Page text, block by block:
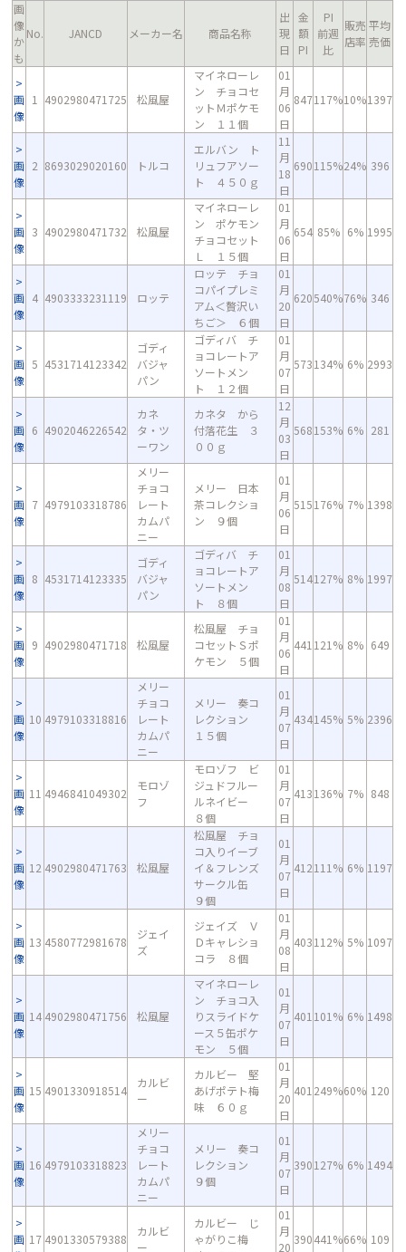
画
像
か
も
No. JANCD メーカー名 商品名称
出
現
日
金
額
PI
PI
前週
比
販売
店率
平均
売価
画
像
1 4902980471725 松風屋
マイネローレ
ン チョコセ
ットＭポケモ
ン １１個
01
月
06
日
847117%10%1397
画
像
2 8693029020160 トルコ
エルバン ト
リュフアソー
ト ４５０ｇ
11
月
18
日
690115%24% 396
画
像
3 4902980471732 松風屋
マイネローレ
ン ポケモン
チョコセット
Ｌ １５個
01
月
06
日
654 85% 6% 1995
画
像
4 4903333231119 ロッテ
ロッテ チョ
コパイプレミ
アム＜贅沢い
ちご＞ ６個
01
月
20
日
620540%76% 346
画
像
5 4531714123342
ゴディ
バジャ
パン
ゴディバ チ
ョコレートア
ソートメン
ト １２個
01
月
07
日
573134% 6% 2993
画
像
6 4902046226542
カネ
タ・ツ
ーワン
カネタ から
付落花生 ３
００ｇ
12
月
03
日
568153% 6% 281
画
像
7 4979103318786
メリー
チョコ
レート
カムパ
ニー
メリー 日本
茶コレクショ
ン ９個
01
月
06
日
515176% 7% 1398
画
像
8 4531714123335
ゴディ
バジャ
パン
ゴディバ チ
ョコレートア
ソートメン
ト ８個
01
月
08
日
514127% 8% 1997
画
像
9 4902980471718 松風屋
松風屋 チョ
コセットＳポ
ケモン ５個
01
月
06
日
441 121% 8% 649
画
像
10 4979103318816
メリー
チョコ
レート
カムパ
ニー
メリー 奏コ
レクション
１５個
01
月
07
日
434145% 5% 2396
画
像
11 4946841049302
モロゾ
フ
モロゾフ ビ
ジュドフルー
ルネイビー
８個
01
月
07
日
413136% 7% 848
画
像
12 4902980471763 松風屋
松風屋 チョ
コ入りイーブ
イ＆フレンズ
サークル缶
９個
01
月
07
日
412111% 6% 1197
画
像
13 4580772981678
ジェイ
ズ
ジェイズ Ｖ
Ｄキャレショ
コラ ８個
01
月
08
日
403112% 5% 1097
画
像
14 4902980471756 松風屋
マイネローレ
ン チョコ入
りスライドケ
ース５缶ポケ
モン ５個
01
月
07
日
401 101% 6% 1498
画
像
15 4901330918514
カルビ
ー
カルビー 堅
あげポテト梅
味 ６０ｇ
01
月
20
日
401 249%60% 120
画
像
16 4979103318823
メリー
チョコ
レート
カムパ
ニー
メリー 奏コ
レクション
９個
01
月
07
日
390127% 6% 1494
画 17 4901330579388
カルビ
ー
カルビー じ
ゃがりこ梅
01
月
20
390441%66% 109